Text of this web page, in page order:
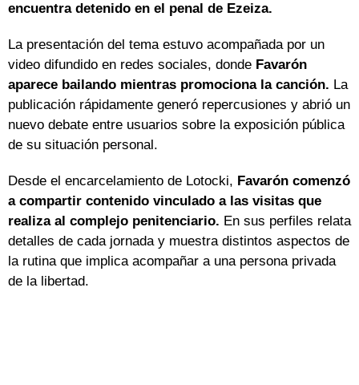
encuentra detenido en el penal de Ezeiza.
La presentación del tema estuvo acompañada por un
video difundido en redes sociales, donde Favarón
aparece bailando mientras promociona la canción. La
publicación rápidamente generó repercusiones y abrió un
nuevo debate entre usuarios sobre la exposición pública
de su situación personal.
Desde el encarcelamiento de Lotocki, Favarón comenzó
a compartir contenido vinculado a las visitas que
realiza al complejo penitenciario. En sus perfiles relata
detalles de cada jornada y muestra distintos aspectos de
la rutina que implica acompañar a una persona privada
de la libertad.